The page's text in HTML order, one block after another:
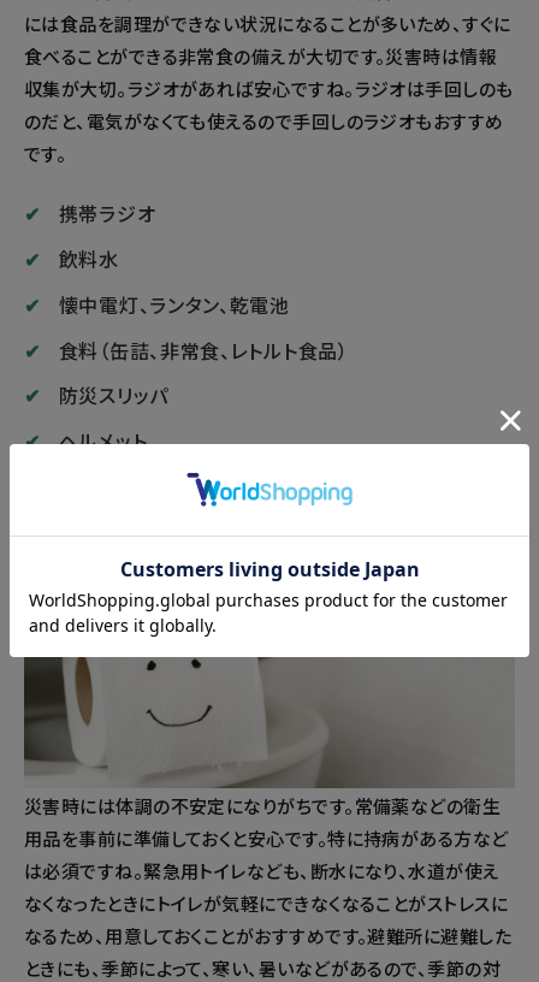
ちしてます◎ ╍ ╍ ╍ ╍
╍ ╍ ╍ ╍ ╍ ╍ ╍ ╍ ╍
あとから見返す際に便利
╍ ╍ ╍ ╍ ╍ ╍ ╍ ╍ ╍
#cogit防災 #避難 #防災 #
玄関 #防災グッズ #防災
用品 #避難グッズ #備蓄 #
地震 #地震対策 #災害 #災
害対策 #台風 #防災リュ
時 #備え #備えあれば憂
のコメント、お待ちして
ます◎ ╍ ╍ ╍ ╍ ╍ ╍
╍ ╍ ╍ ╍ ╍ ╍ ╍ ╍ ╍
╍ ╍ ╍ ╍ ╍ ╍ ╍ ╍
保存していただくと、 あ
す。 ╍ ╍ ╍ ╍ ╍ ╍ ╍
╍ ╍ ╍ ╍ ╍ ╍ ╍ オン
@official_cogit こちらの
URLから。 ╍ ╍ ╍ ╍
╍ ╍ ╍ ╍ ╍ ╍ ╍ ╍ ╍
╍ #コジット #コジット
#暮らし #主婦 #雑貨 #便
停電 #アウトドア #キャ
ンプ #キャンプギア #寝
室 #夜道 #災害 #災害グッ
ズ #防災 #防災グッズ #防
災対策 #キャンプグッズ
╍ #コジット #コジット
購入品 #暮らし #主婦 #雑
貨 #cogit #アイデア #主
婦の悩みを解決したい #
には食品を調理ができない状況になることが多いため、すぐに
食べることができる非常食の備えが大切です。災害時は情報
収集が大切。ラジオがあれば安心ですね。ラジオは手回しのも
のだと、電気がなくても使えるので手回しのラジオもおすすめ
です。
携帯ラジオ
飲料水
懐中電灯、ランタン、乾電池
食料（缶詰、非常食、レトルト食品）
防災スリッパ
ヘルメット
2.基本的な防災用品リスト｜衛生・健康管理の
ために
災害時には体調の不安定になりがちです。常備薬などの衛生
用品を事前に準備しておくと安心です。特に持病がある方など
は必須ですね。緊急用トイレなども、断水になり、水道が使え
なくなったときにトイレが気軽にできなくなることがストレスに
なるため、用意しておくことがおすすめです。避難所に避難した
ときにも、季節によって、寒い、暑いなどがあるので、季節の対